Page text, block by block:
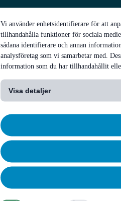
Vi använder enhetsidentifierare för att
tillhandahålla funktioner för sociala
sådana identifierare och annan
analysföretag som vi samarbetar med.
information som du har tillhandahållit
Visa detaljer